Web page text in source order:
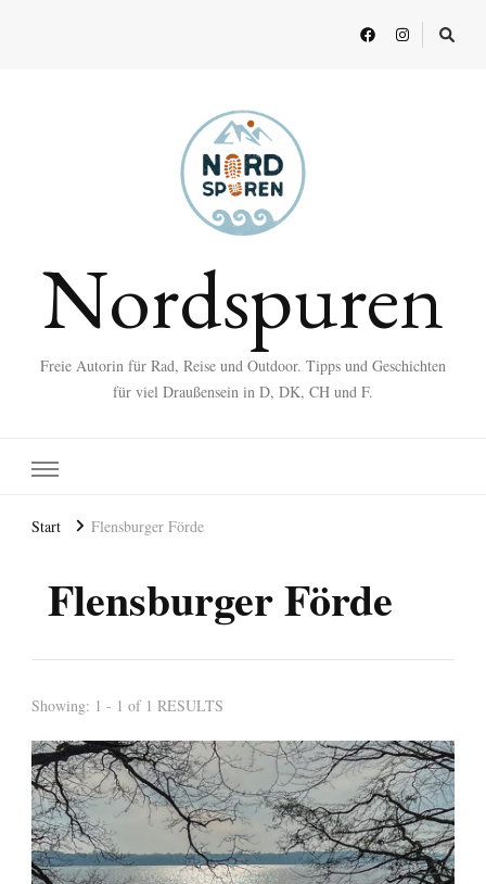
Nordspuren
Freie Autorin für Rad, Reise und Outdoor. Tipps und Geschichten
für viel Draußensein in D, DK, CH und F.
Start Flensburger Förde
Flensburger Förde
Showing: 1 - 1 of 1 RESULTS